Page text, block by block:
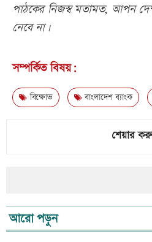
পাঠকের নিজস্ব মতামত, আপন
নেবে না।
সম্পর্কিত বিষয়:
বিক্ষোভ বাংলাদেশ ব্যাংক
শেয়ার
আরো পড়ুন